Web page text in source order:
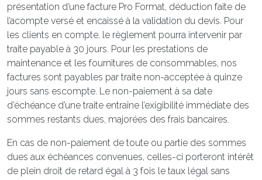
présentation d’une facture Pro Format, déduction faite de
l’acompte versé et encaissé à la validation du devis. Pour
les clients en compte, le règlement pourra intervenir par
traite payable à 30 jours. Pour les prestations de
maintenance et les fournitures de consommables, nos
factures sont payables par traite non-acceptée à quinze
jours sans escompte. Le non-paiement à sa date
d’échéance d’une traite entraîne l’exigibilité immédiate des
sommes restants dues, majorées des frais bancaires.
En cas de non-paiement de toute ou partie des sommes
dues aux échéances convenues, celles-ci porteront intérêt
de plein droit de retard égal à 3 fois le taux légal sans